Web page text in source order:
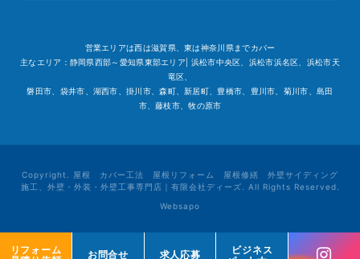
リフォーム
お問合せ 求人応募
ビジネス
リフォーム
お問合せ 求人応募
ビジネス
営業エリアは西は滋賀県、東は神奈川県までカバー
主なエリア：静岡県西部～愛知県東部エリア| 浜松市中央区、浜松市浜名区、浜松市天
竜区、
磐田市、袋井市、湖西市、掛川市、森町、新居町、豊橋市、豊川市、菊川市、島田
市、藤枝市、牧の原市
Copyright. 屋根 カバー工法 屋根リフォーム 屋根修繕 外壁サイディング
施工、外壁・外装・外壁工事専門店｜有限会社ディーズ. All Rights Reserved.
Websapo